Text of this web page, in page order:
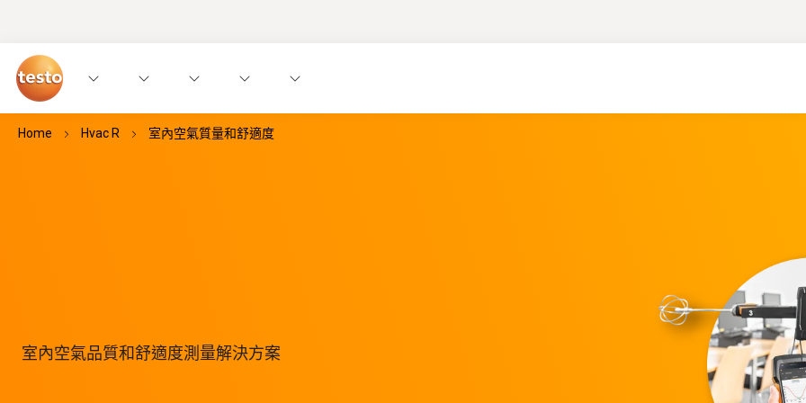
Home Hvac R 室內空氣質量和舒適度
室內空氣品質和舒適度測量解決方案